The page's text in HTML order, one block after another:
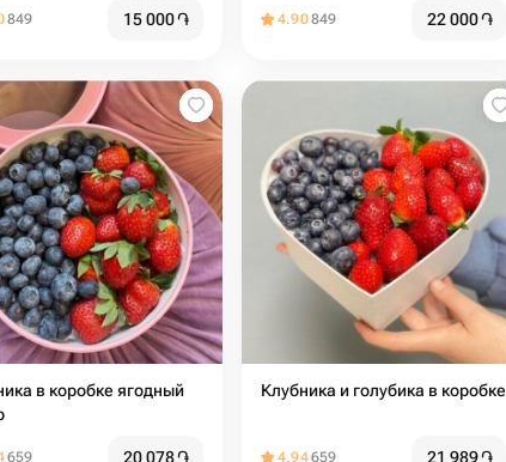
849 15 000֏ 4.90849 22 000֏
в коробке ягодный
659 20 078֏
Клубника и голубика в коробке
4.94659 21 989֏